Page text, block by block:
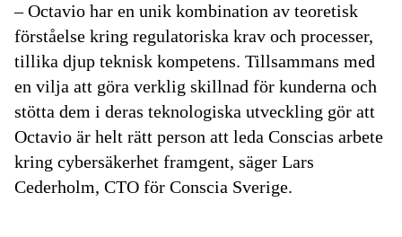
– Octavio har en unik kombination av teoretisk
förståelse kring regulatoriska krav och processer,
tillika djup teknisk kompetens. Tillsammans med
en vilja att göra verklig skillnad för kunderna och
stötta dem i deras teknologiska utveckling gör att
Octavio är helt rätt person att leda Conscias arbete
kring cybersäkerhet framgent, säger Lars
Cederholm, CTO för Conscia Sverige.